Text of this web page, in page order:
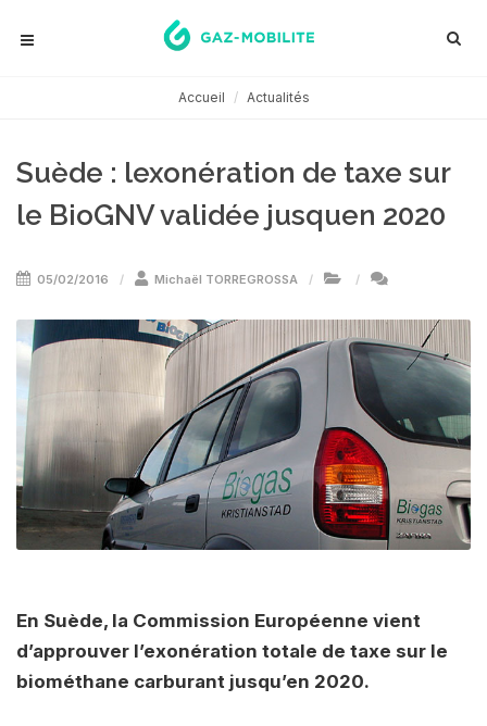
Accueil Actualités
Suède : lexonération de taxe sur
le BioGNV validée jusquen 2020
05/02/2016 Michaël TORREGROSSA
En Suède, la Commission Européenne vient
d’approuver l’exonération totale de taxe sur le
biométhane carburant jusqu’en 2020.